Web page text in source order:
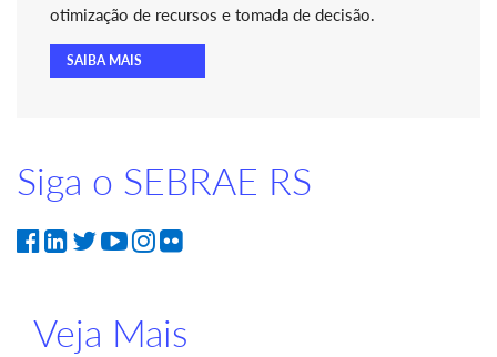
otimização de recursos e tomada de decisão.
SAIBA MAIS
Siga o SEBRAE RS
Veja Mais